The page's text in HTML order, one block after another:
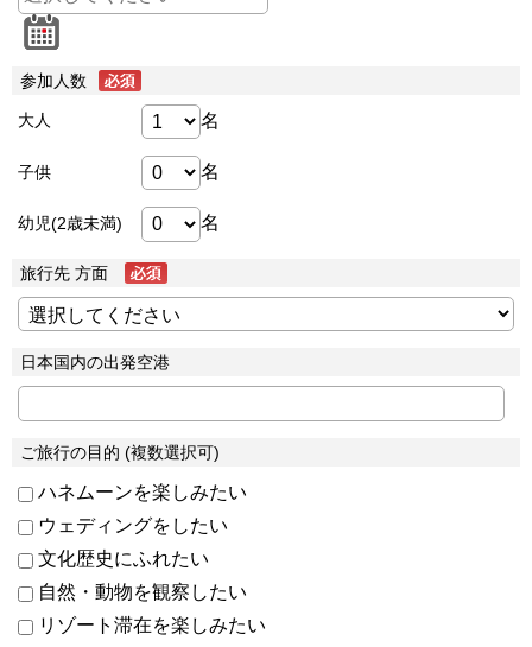
参加人数
大人 名
子供 名
幼児(2歳未満) 名
旅行先 方面
日本国内の出発空港
ご旅行の目的 (複数選択可)
ハネムーンを楽しみたい
ウェディングをしたい
文化歴史にふれたい
自然・動物を観察したい
リゾート滞在を楽しみたい